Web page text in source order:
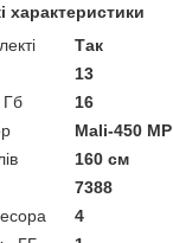
характеристики
Так
13
Гб
16
Mali-450 MP
160 см
7388
4